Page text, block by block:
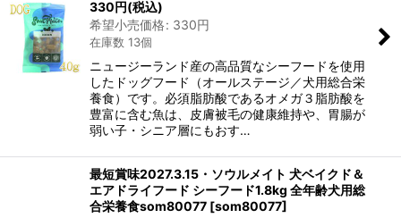
330円(税込)
希望小売価格: 330円
在庫数 13個
ニュージーランド産の高品質なシーフードを使用
したドッグフード（オールステージ／犬用総合栄
養食）です。必須脂肪酸であるオメガ３脂肪酸を
豊富に含む魚は、皮膚被毛の健康維持や、胃腸が
弱い子・シニア層にもおす…
最短賞味2027.3.15・ソウルメイト 犬ベイクド＆
エアドライフード シーフード1.8kg 全年齢犬用総
合栄養食som80077 [som80077]